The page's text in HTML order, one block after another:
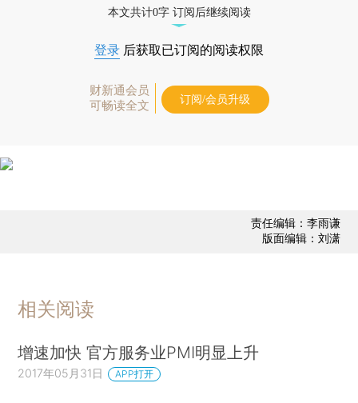
本文共计0字 订阅后继续阅读
登录 后获取已订阅的阅读权限
财新通会员
可畅读全文
订阅/会员升级
责任编辑：李雨谦
版面编辑：刘潇
相关阅读
增速加快 官方服务业PMI明显上升
2017年05月31日 APP打开